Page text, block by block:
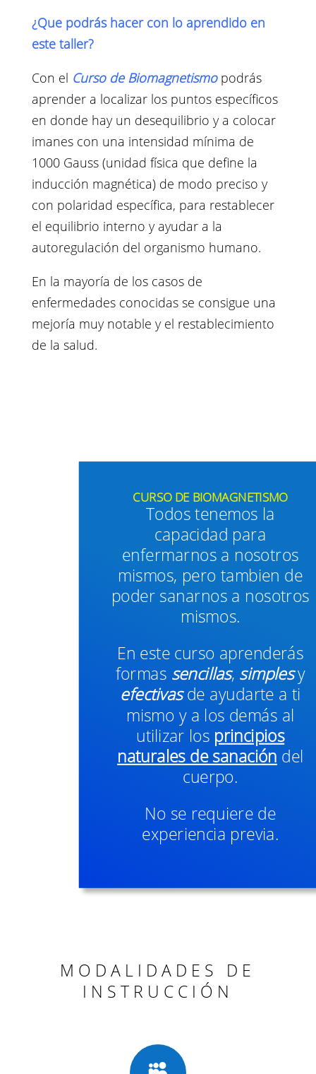
¿Que podrás hacer con lo aprendido en
este taller?
Con el Curso de Biomagnetismo podrás
aprender a localizar los puntos específicos
en donde hay un desequilibrio y a colocar
imanes con una intensidad mínima de
1000 Gauss (unidad física que define la
inducción magnética) de modo preciso y
con polaridad específica, para restablecer
el equilibrio interno y ayudar a la
autoregulación del organismo humano.
En la mayoría de los casos de
enfermedades conocidas se consigue una
mejoría muy notable y el restablecimiento
de la salud.
CURSO DE BIOMAGNETISMO
Todos tenemos la
capacidad para
enfermarnos a nosotros
mismos, pero tambien de
poder sanarnos a nosotros
mismos.
En este curso aprenderás
formas sencillas, simplesy
efectivas de ayudarte a ti
mismo y a los demás al
utilizar los principios
naturales de sanación del
cuerpo.
No se requiere de
experiencia previa.
MODALIDADES DE
INSTRUCCIÓN